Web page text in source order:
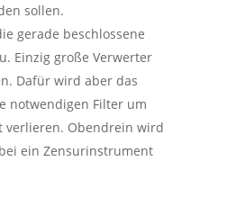
sollen.
gerade beschlossene
Einzig große Verwerter
Dafür wird aber das
notwendigen Filter um
verlieren. Obendrein wird
ein Zensurinstrument